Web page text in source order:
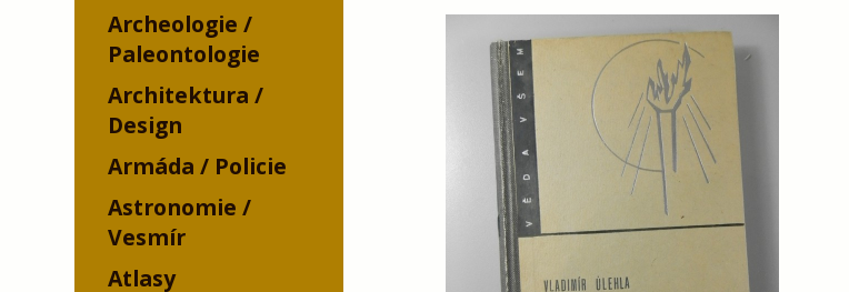
Archeologie /
Paleontologie
Architektura /
Design
Armáda / Policie
Astronomie /
Vesmír
Atlasy